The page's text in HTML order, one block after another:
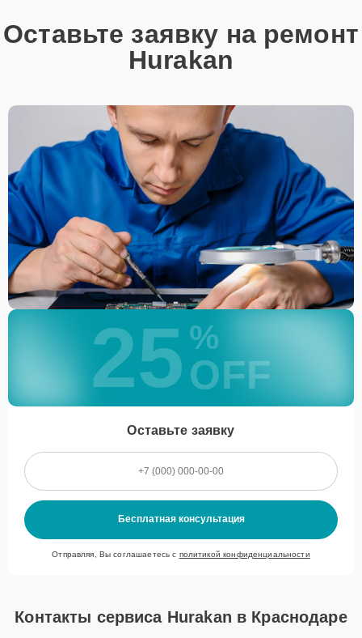
Оставьте заявку на ремонт
Hurakan
25 %
OFF
Оставьте заявку
Бесплатная консультация
Отправляя, Вы соглашаетесь с политикой конфиденциальности
Контакты сервиса Hurakan в Краснодаре